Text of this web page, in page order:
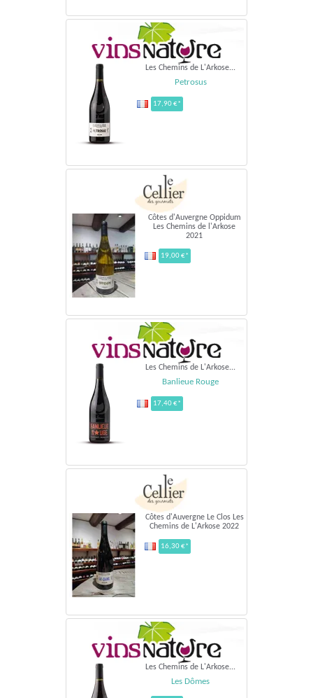
Les Chemins de L'Arkose...
Petrosus
17,90 €*
Côtes d'Auvergne Oppidum
Les Chemins de l'Arkose
2021
19,00 €*
Les Chemins de L'Arkose...
Banlieue Rouge
17,40 €*
Côtes d'Auvergne Le Clos Les
Chemins de L'Arkose 2022
16,30 €*
Les Chemins de L'Arkose...
Les Dômes